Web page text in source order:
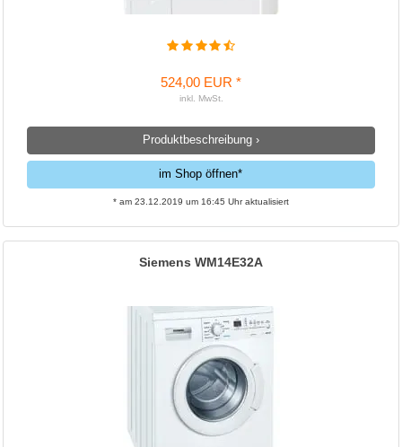
524,00 EUR *
inkl. MwSt.
Produktbeschreibung ›
im Shop öffnen*
* am 23.12.2019 um 16:45 Uhr aktualisiert
Siemens WM14E32A